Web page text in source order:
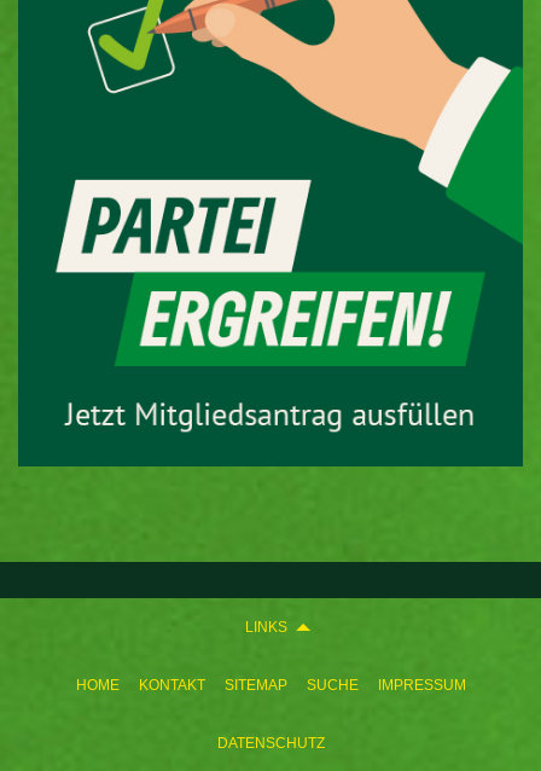
LINKS
HOME KONTAKT SITEMAP SUCHE IMPRESSUM
DATENSCHUTZ